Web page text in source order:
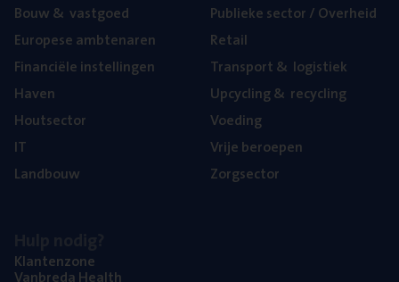
Bouw& vastgoed
Euro­pe­se ambtenaren
Finan­ci­ë­le instellingen
Haven
Hout­sec­tor
IT
Land­bouw
Publie­ke sec­tor / Overheid
Retail
Trans­port& logistiek
Upcy­cling& recycling
Voe­ding
Vrije beroe­pen
Zorg­sec­tor
Klan­ten­zo­ne
Van­b­re­da Health